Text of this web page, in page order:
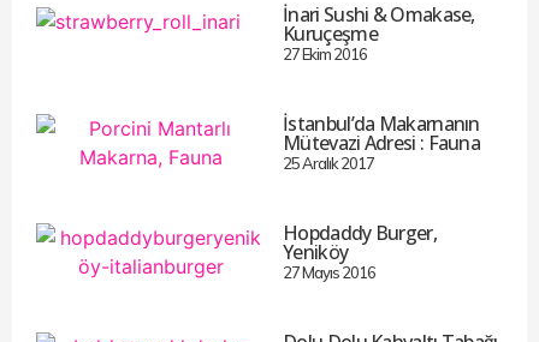
İnari Sushi & Omakase,
Kuruçeşme
27 Ekim 2016
İstanbul’da Makarnanın
Mütevazi Adresi : Fauna
25 Aralık 2017
Hopdaddy Burger,
Yeniköy
27 Mayıs 2016